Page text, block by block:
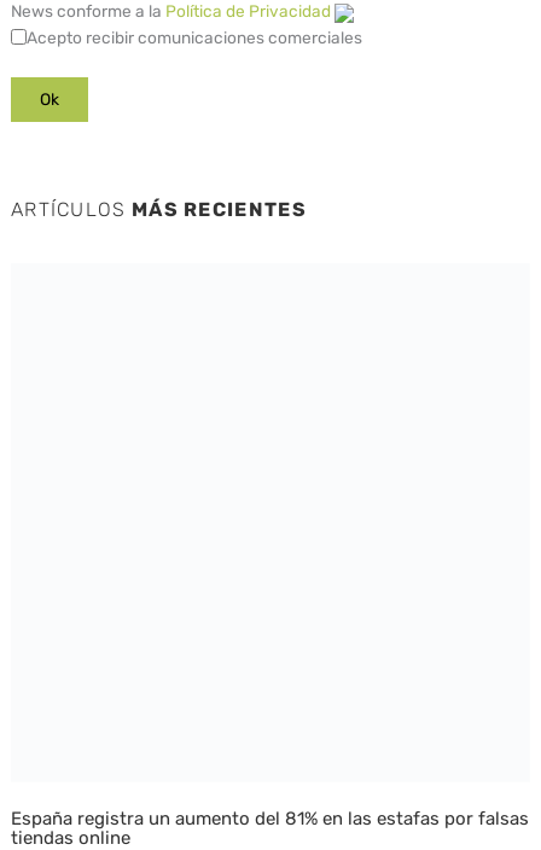
News conforme a la Política de Privacidad
Acepto recibir comunicaciones comerciales
ARTÍCULOS MÁS RECIENTES
España registra un aumento del 81% en las estafas por falsas
tiendas online